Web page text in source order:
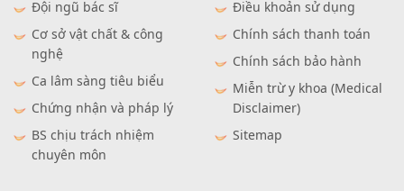
Đội ngũ bác sĩ
Cơ sở vật chất & công
nghệ
Ca lâm sàng tiêu biểu
Chứng nhận và pháp lý
BS chịu trách nhiệm
chuyên môn
Điều khoản sử dụng
Chính sách thanh toán
Chính sách bảo hành
Miễn trừ y khoa (Medical
Disclaimer)
Sitemap